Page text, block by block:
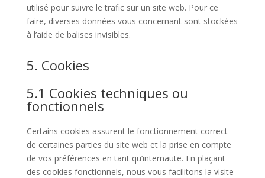
utilisé pour suivre le trafic sur un site web. Pour ce
faire, diverses données vous concernant sont stockées
à l’aide de balises invisibles.
5. Cookies
5.1 Cookies techniques ou
fonctionnels
Certains cookies assurent le fonctionnement correct
de certaines parties du site web et la prise en compte
de vos préférences en tant qu’internaute. En plaçant
des cookies fonctionnels, nous vous facilitons la visite